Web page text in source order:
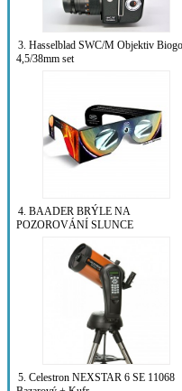
3. Hasselblad SWC/M Objektiv
4,5/38mm set
4. BAADER BRÝLE NA
POZOROVÁNÍ SLUNCE
5. Celestron NEXSTAR 6 SE 11068